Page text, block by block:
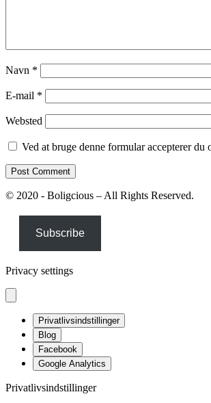
Navn *
E-mail *
Websted
Ved at bruge denne formular accepterer
© 2020 - Boligcious – All Rights Reserved.
Subscribe
Privacy settings
Privatlivsindstillinger
Blog
Facebook
Google Analytics
Privatlivsindstillinger